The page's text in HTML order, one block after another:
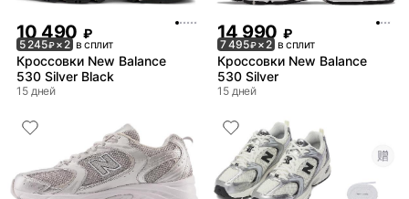
10 490 ₽
5 245₽× 2 в сплит
Кроссовки New Balance
530 Silver Black
15 дней
14 990 ₽
7 495₽× 2 в сплит
Кроссовки New Balance
530 Silver
15 дней